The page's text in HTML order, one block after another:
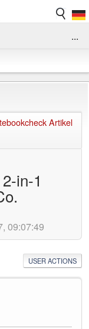
...
Artikel
in-1
09:07:49
USER ACTIONS